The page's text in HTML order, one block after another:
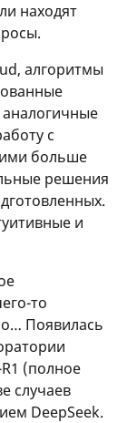
находят
алгоритмы
с
больше
решения
и
то
Появилась
(полное
случаев
DeepSeek.